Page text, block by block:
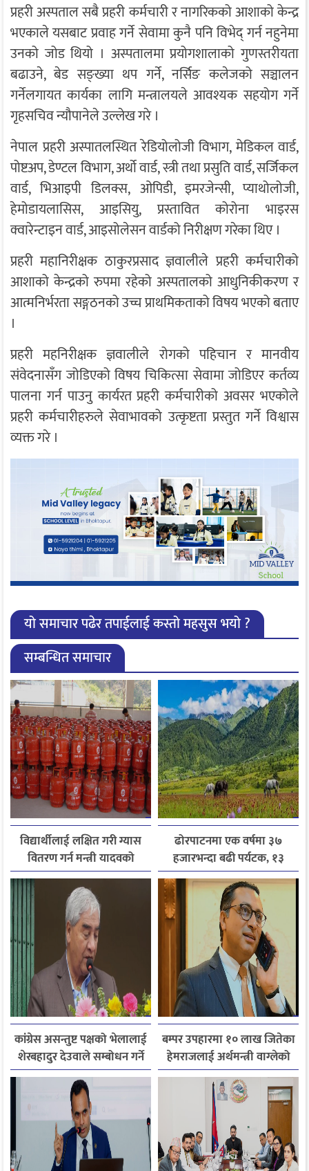
प्रहरी अस्पताल सबै प्रहरी कर्मचारी र नागरिकको आशाको केन्द्र
भएकाले यसबाट प्रवाह गर्ने सेवामा कुनै पनि विभेद् गर्न नहुनेमा
उनको जोड थियो । अस्पतालमा प्रयोगशालाको गुणस्तरीयता
बढाउने, बेड सङ्ख्या थप गर्ने, नर्सिङ कलेजको सञ्चालन
गर्नेलगायत कार्यका लागि मन्त्रालयले आवश्यक सहयोग गर्ने
गृहसचिव न्यौपानेले उल्लेख गरे ।
नेपाल प्रहरी अस्पातलस्थित रेडियोलोजी विभाग, मेडिकल वार्ड,
पोष्टअप, डेण्टल विभाग, अर्थो वार्ड, स्त्री तथा प्रसुति वार्ड, सर्जिकल
वार्ड, भिआइपी डिलक्स, ओपिडी, इमरजेन्सी, प्याथोलोजी,
हेमोडायलासिस, आइसियु, प्रस्तावित कोरोना भाइरस
क्वारेन्टाइन वार्ड, आइसोलेसन वार्डको निरीक्षण गरेका थिए ।
प्रहरी महानिरीक्षक ठाकुरप्रसाद ज्ञवालीले प्रहरी कर्मचारीको
आशाको केन्द्रको रुपमा रहेको अस्पतालको आधुनिकीकरण र
आत्मनिर्भरता सङ्गठनको उच्च प्राथमिकताको विषय भएको बताए
।
प्रहरी महनिरीक्षक ज्ञवालीले रोगको पहिचान र मानवीय
संवेदनासँग जोडिएको विषय चिकित्सा सेवामा जोडिएर कर्तव्य
पालना गर्न पाउनु कार्यरत प्रहरी कर्मचारीको अवसर भएकोले
प्रहरी कर्मचारीहरुले सेवाभावको उत्कृष्टता प्रस्तुत गर्ने विश्वास
व्यक्त गरे ।
यो समाचार पढेर तपाईलाई कस्तो महसुस भयो ?
सम्बन्धित समाचार
विद्यार्थीलाई लक्षित गरी ग्यास
वितरण गर्न मन्त्री यादवको
निर्देशन
ढोरपाटनमा एक वर्षमा ३७
हजारभन्दा बढी पर्यटक, १३
हजारले बढ्यो आगमन
कांग्रेस असन्तुष्ट पक्षको भेलालाई
शेरबहादुर देउवाले सम्बोधन गर्ने
बम्पर उपहारमा १० लाख जितेका
हेमराजलाई अर्थमन्त्री वाग्लेको
फोन, रुपन्देहीकी सपनाले
जितिन् एक लाख